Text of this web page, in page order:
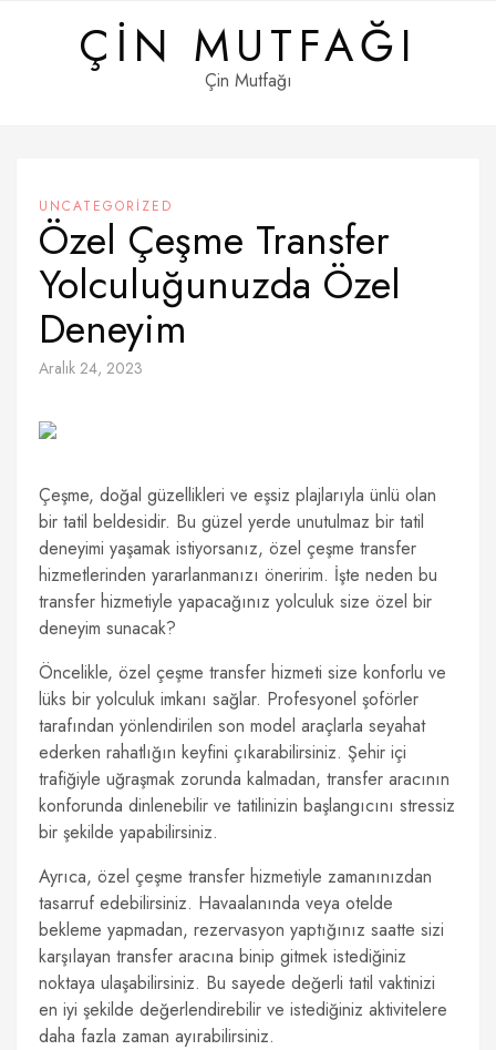
ÇIN MUTFAĞI
Çin Mutfağı
UNCATEGORIZED
Özel Çeşme Transfer
Yolculuğunuzda Özel
Deneyim
Aralık 24, 2023
Çeşme, doğal güzellikleri ve eşsiz plajlarıyla ünlü olan
bir tatil beldesidir. Bu güzel yerde unutulmaz bir tatil
deneyimi yaşamak istiyorsanız, özel çeşme transfer
hizmetlerinden yararlanmanızı öneririm. İşte neden bu
transfer hizmetiyle yapacağınız yolculuk size özel bir
deneyim sunacak?
Öncelikle, özel çeşme transfer hizmeti size konforlu ve
lüks bir yolculuk imkanı sağlar. Profesyonel şoförler
tarafından yönlendirilen son model araçlarla seyahat
ederken rahatlığın keyfini çıkarabilirsiniz. Şehir içi
trafiğiyle uğraşmak zorunda kalmadan, transfer aracının
konforunda dinlenebilir ve tatilinizin başlangıcını stressiz
bir şekilde yapabilirsiniz.
Ayrıca, özel çeşme transfer hizmetiyle zamanınızdan
tasarruf edebilirsiniz. Havaalanında veya otelde
bekleme yapmadan, rezervasyon yaptığınız saatte sizi
karşılayan transfer aracına binip gitmek istediğiniz
noktaya ulaşabilirsiniz. Bu sayede değerli tatil vaktinizi
en iyi şekilde değerlendirebilir ve istediğiniz aktivitelere
daha fazla zaman ayırabilirsiniz.